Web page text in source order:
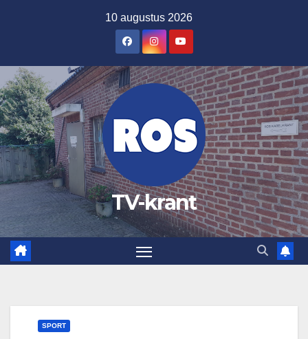
inhoud
10 augustus 2026
TV-krant
SPORT